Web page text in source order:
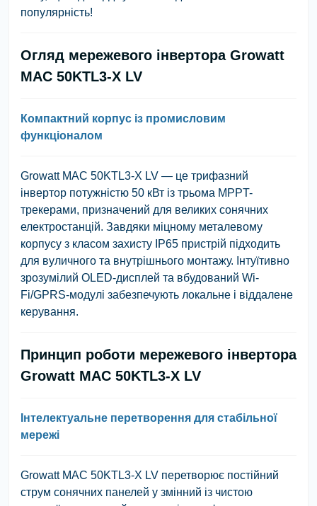
популярність!
Огляд мережевого інвертора Growatt
MAC 50KTL3-X LV
Компактний корпус із промисловим
функціоналом
Growatt MAC 50KTL3-X LV — це трифазний
інвертор потужністю 50 кВт із трьома MPPT-
трекерами, призначений для великих сонячних
електростанцій. Завдяки міцному металевому
корпусу з класом захисту IP65 пристрій підходить
для вуличного та внутрішнього монтажу. Інтуїтивно
зрозумілий OLED-дисплей та вбудований Wi-
Fi/GPRS-модулі забезпечують локальне і віддалене
керування.
Принцип роботи мережевого інвертора
Growatt MAC 50KTL3-X LV
Інтелектуальне перетворення для стабільної
мережі
Growatt MAC 50KTL3-X LV перетворює постійний
струм сонячних панелей у змінний із чистою